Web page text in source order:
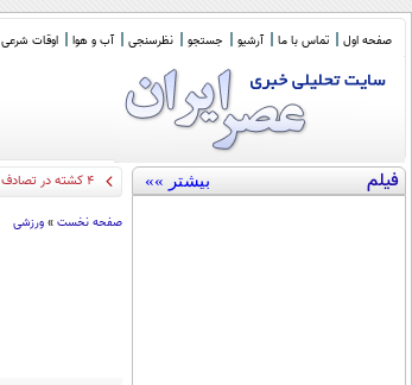
صفحه اول تماس با ما آرشیو جستجو نظرسنجی آب و هوا اوقات شرعی
فیلم بیشتر »» ۴ کشته در تصادف جاده اهواز خرمشهر
صفحه نخست » ورزشی